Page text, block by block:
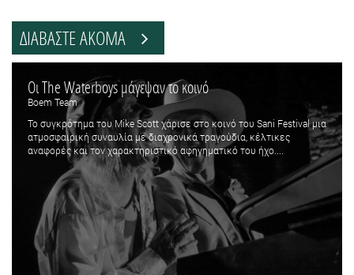
ΔΙΑΒΑΣΤΕ ΑΚΟΜΑ
Οι The Waterboys μάγεψαν το κοινό
Boem Team
Το συγκρότημα του Mike Scott χάρισε στο κοινό του Sani Festival μια
ατμοσφαιρική συναυλία με διαχρονικά τραγούδια, κέλτικες
αναφορές και τον χαρακτηριστικό αφηγηματικό του ήχο....